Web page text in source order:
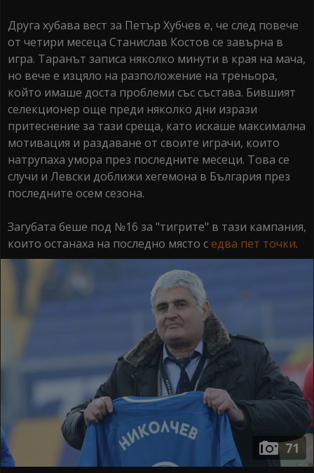
Друга хубава вест за Петър Хубчев е, че след повече
от четири месеца Станислав Костов се завърна в
игра. Таранът записа няколко минути в края на мача,
но вече е изцяло на разположение на треньора,
който имаше доста проблеми със състава. Бившият
селекционер още преди няколко дни изрази
притеснение за тази среща, като искаше максимална
мотивация и раздаване от своите играчи, които
натрупаха умора през последните месеци. Това се
случи и Левски доближи хегемона в България през
последните осем сезона.
Загубата беше под №16 за "тигрите" в тази кампания,
които останаха на последно място седва пет точки.
71